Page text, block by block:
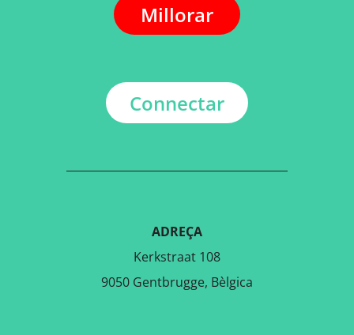
Millorar
Connectar
ADREÇA
Kerkstraat 108
9050 Gentbrugge, Bèlgica